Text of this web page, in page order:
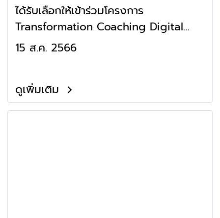
ได้รับเลือกให้เข้าร่วมโครงการ
Transformation Coaching Digital
Accounting Firm
15 ส.ค. 2566
ดูเพิ่มเติม